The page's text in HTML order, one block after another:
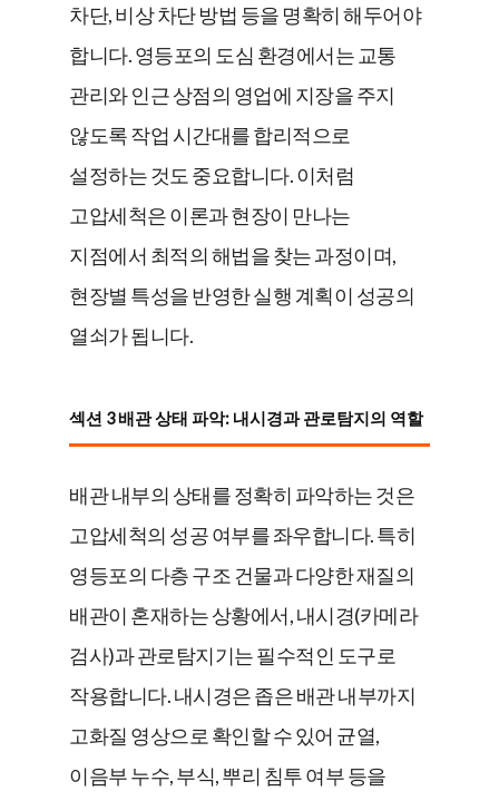
차단, 비상 차단 방법 등을 명확히 해두어야
합니다. 영등포의 도심 환경에서는 교통
관리와 인근 상점의 영업에 지장을 주지
않도록 작업 시간대를 합리적으로
설정하는 것도 중요합니다. 이처럼
고압세척은 이론과 현장이 만나는
지점에서 최적의 해법을 찾는 과정이며,
현장별 특성을 반영한 실행 계획이 성공의
열쇠가 됩니다.
섹션 3 배관 상태 파악: 내시경과 관로탐지의 역할
배관 내부의 상태를 정확히 파악하는 것은
고압세척의 성공 여부를 좌우합니다. 특히
영등포의 다층 구조 건물과 다양한 재질의
배관이 혼재하는 상황에서, 내시경(카메라
검사)과 관로탐지기는 필수적인 도구로
작용합니다. 내시경은 좁은 배관 내부까지
고화질 영상으로 확인할 수 있어 균열,
이음부 누수, 부식, 뿌리 침투 여부 등을